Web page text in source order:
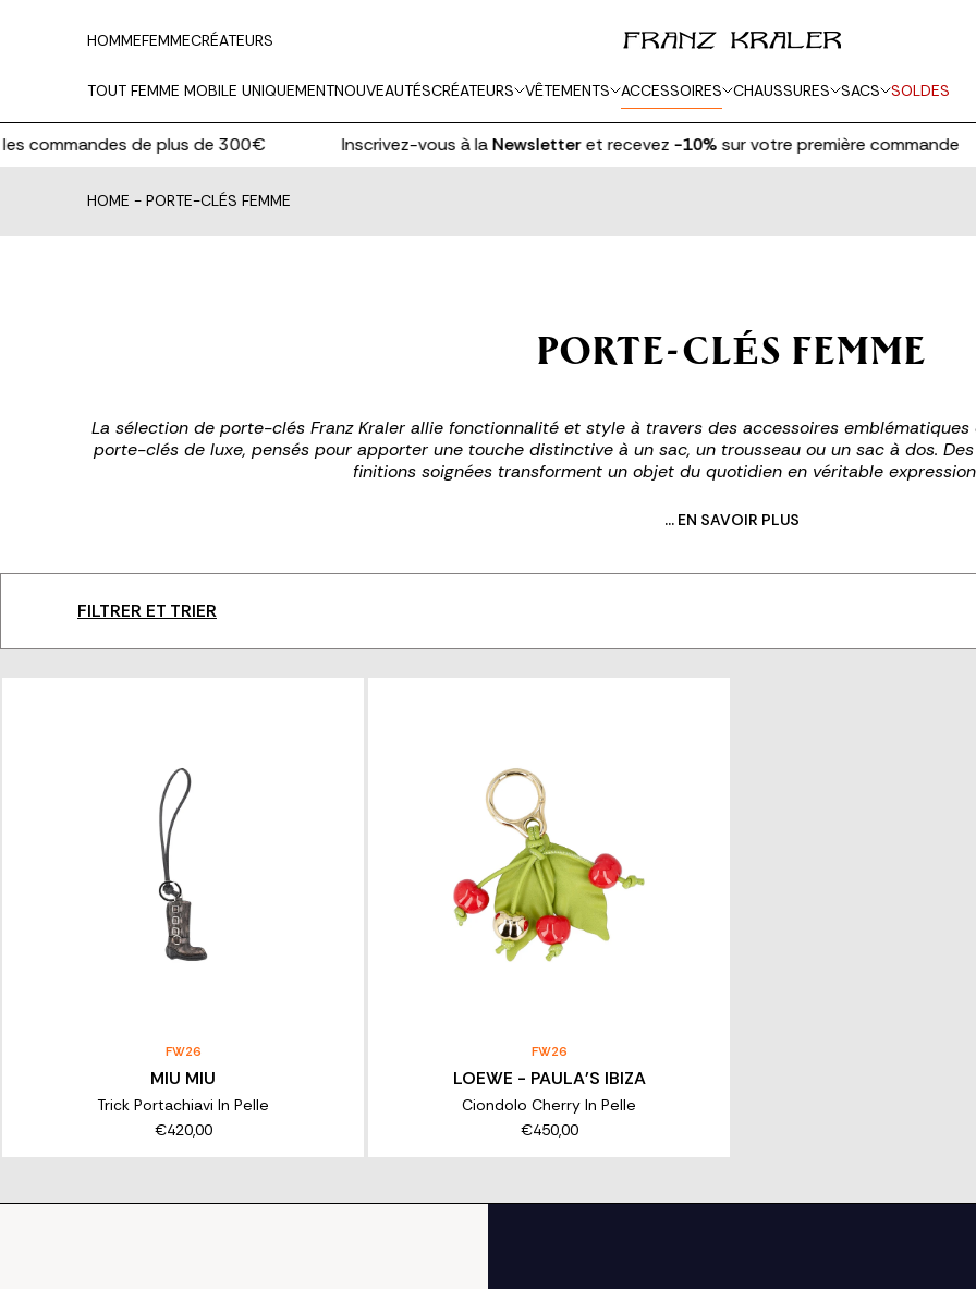
HOMMEFEMMECRÉATEURS
TOUT FEMME MOBILE UNIQUEMENTNOUVEAUTÉSCRÉATEURS VÊTEMENTS ACCESSOIRES CHAUSSURES SACS SOLDES
commandes de plus de 300€ Inscrivez-vous à laNewsletteret recevez-10%sur votre première commande
HOME - PORTE-CLÉS FEMME
PORTE-CLÉS FEMME
La sélection de porte-clés Franz Kraler allie fonctionnalité et style à travers des accessoires
porte-clés de luxe, pensés pour apporter une touche distinctive à un sac, un trousseau ou un sac à dos.
finitions soignées transforment un objet du quotidien en véritable
LAISSEZ-VOUS INSPIRER PAR NOTRE SÉLECTION
... EN SAVOIR PLUS
FILTRER ET TRIER
FW26
MIU MIU
Trick Portachiavi In Pelle
€420,00
FW26
LOEWE - PAULA'S IBIZA
Ciondolo Cherry In Pelle
€450,00